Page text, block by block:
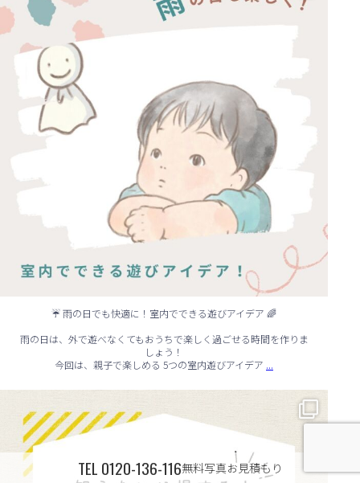
☔ 雨の日でも快適に！室内でできる遊びアイデア 🌈
雨の日は、外で遊べなくてもおうちで楽しく過ごせる時間を作りま
しょう！
今回は、親子で楽しめる 5つの室内遊びアイデア ...
...
TEL 0120-136-116無料写真お見積もり